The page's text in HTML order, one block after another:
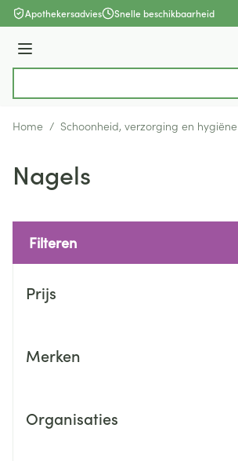
Ga naar de inhoud
Apothekersadvies Snelle beschikbaarheid
Menu
Home / Schoonheid, verzorging en hygiëne
Nagels
Filteren
Prijs
Merken
Organisaties